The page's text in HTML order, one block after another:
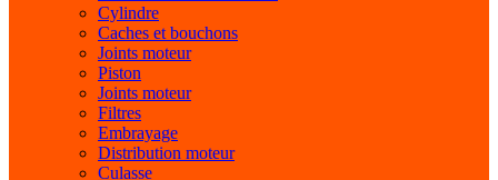
Cylindre
Caches et bouchons
Joints moteur
Piston
Joints moteur
Filtres
Embrayage
Distribution moteur
Culasse